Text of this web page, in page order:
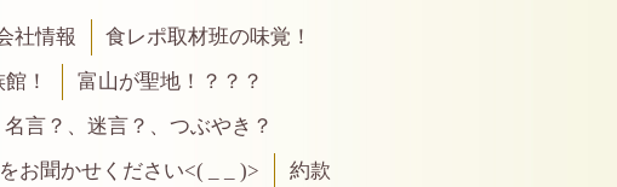
社情報
食レポ取材班の味覚！
！
富山が聖地！？？？
名言？、迷言？、つぶやき？
お聞かせください<( _ _ )>
約款